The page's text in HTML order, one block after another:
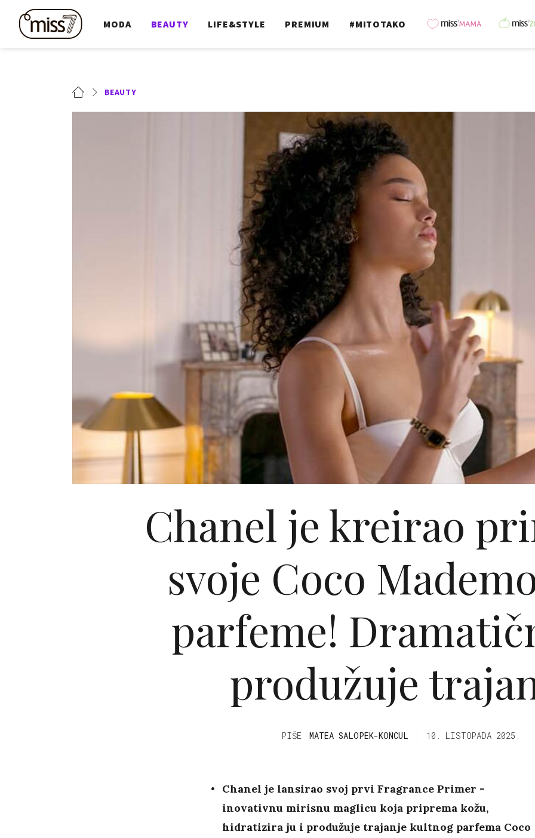
MODA BEAUTY LIFE&STYLE PREMIUM #MITOTAKO
BEAUTY
Chanel je kreirao
svoje Coco
parfeme!
produžuje
PIŠE MATEA SALOPEK-KONCUL 10. LISTOPADA 2025.
Chanel je lansirao svoj prvi Fragrance Primer -
inovativnu mirisnu maglicu koja priprema kožu,
hidratizira ju i produžuje trajanje kultnog parfema Coco